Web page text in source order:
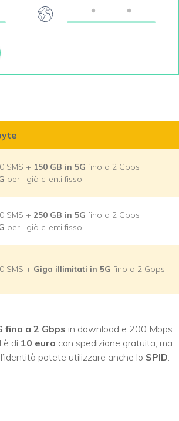
SMS + 150 GB in 5G fino a 2 Gbps
per i già clienti fisso
SMS + 250 GB in 5G fino a 2 Gbps
per i già clienti fisso
SMS + Giga illimitati in 5Gfino a 2 Gbps
fino a 2 Gbps in download e 200 Mbps
è di 10 euro con spedizione gratuita, ma
potete utilizzare anche lo SPID